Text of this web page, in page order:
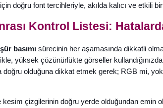
için doğru font tercihleriyle, akılda kalıcı ve etkili
Kontrol Listesi:
basımı sürecinin her aşamasında dikkatli
yüksek çözünürlükte görseller
doğru olduğuna dikkat etmek gerek; RGB mi,
kesim çizgilerinin doğru yerde olduğundan emin